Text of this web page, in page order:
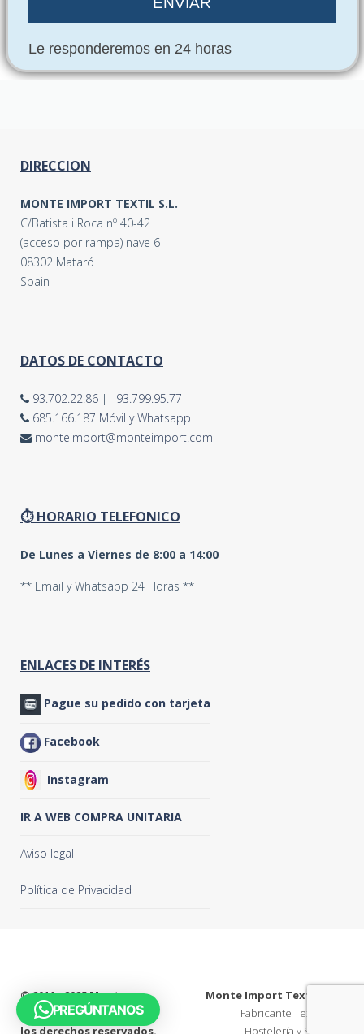
Le responderemos en 24 horas
DIRECCION
MONTE IMPORT TEXTIL S.L.
C/Batista i Roca nº 40-42
(acceso por rampa) nave 6
08302 Mataró
Spain
DATOS DE CONTACTO
93.702.22.86 || 93.799.95.77
685.166.187 Móvil y Whatsapp
monteimport@monteimport.com
⏱ HORARIO TELEFONICO
De Lunes a Viernes de 8:00 a 14:00
** Email y Whatsapp 24 Horas **
ENLACES DE INTERÉS
Pague su pedido con tarjeta
Facebook
Instagram
IR A WEB COMPRA UNITARIA
Aviso legal
Política de Privacidad
© 2011 - 2025Monte
Import Textil S.L. Todos
los derechos reservados.
Monte Import Textil S.L.
Fabricante Textil para
Hostelería y Sanidad
PREGÚNTANOS